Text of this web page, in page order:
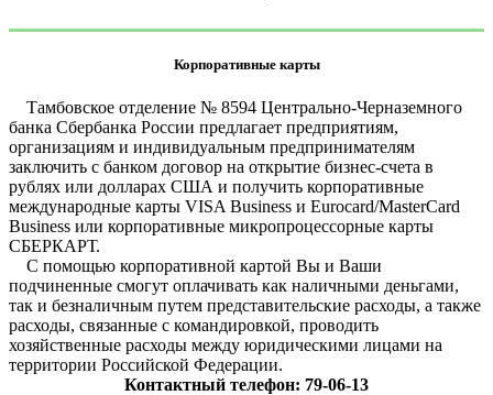
Корпоративные карты
Тамбовское отделение № 8594 Центрально-Черназемного
банка Сбербанка России предлагает предприятиям,
организациям и индивидуальным предпринимателям
заключить с банком договор на открытие бизнес-счета в
рублях или долларах США и получить корпоративные
международные карты VISA Business и Eurocard/MasterCard
Business или корпоративные микропроцессорные карты
СБЕРКАРТ.
С помощью корпоративной картой Вы и Ваши
подчиненные смогут оплачивать как наличными деньгами,
так и безналичным путем представительские расходы, а также
расходы, связанные с командировкой, проводить
хозяйственные расходы между юридическими лицами на
территории Российской Федерации.
Контактный телефон: 79-06-13